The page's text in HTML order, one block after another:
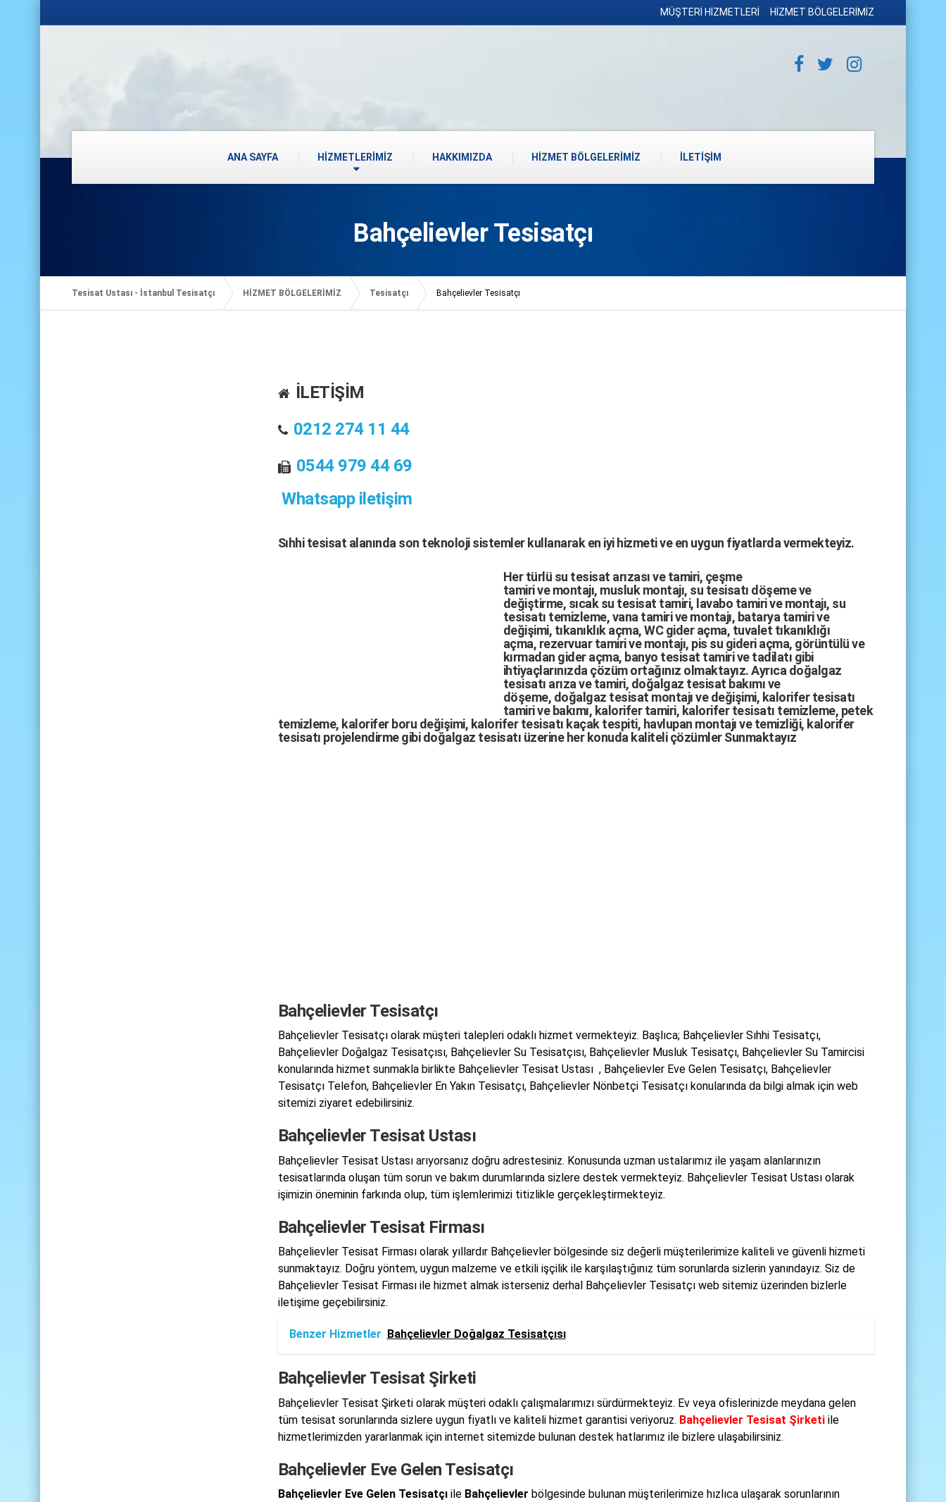
MÜŞTERİ HİZMETLERİ HİZMET BÖLGELERİMİZ
ANA SAYFA HİZMETLERİMİZ HAKKIMIZDA HİZMET BÖLGELERİMİZ İLETİŞİM
Bahçelievler Tesisatçı
Tesisat Ustası - İstanbul Tesisatçı HİZMET BÖLGELERİMİZ Tesisatçı Bahçelievler Tesisatçı
İLETİŞİM
0212 274 11 44
0544 979 44 69
Whatsapp iletişim
Sıhhi tesisat alanında son teknoloji sistemler kullanarak en iyi hizmeti ve en uygun fiyatlarda vermekteyiz.
Her türlü su tesisat arızasıve tamiri, çeşme
tamirivemontajı, musluk montajı, su tesisatı döşemeve
değiştirme, sıcak su tesisat tamiri, lavabo tamirivemontajı, su
tesisatı temizleme,vana tamirivemontajı, batarya tamirive
değişimi, tıkanıklık açma,WC gider açma, tuvalet tıkanıklığı
açma, rezervuar tamirive montajı, pis su gideri açma, görüntülü ve
kırmadan gider açma, banyo tesisat tamirivetadilatı gibi
ihtiyaçlarınızda çözüm ortağınız olmaktayız. Ayrıca doğalgaz
tesisatı arızave tamiri, doğalgaz tesisat bakımıve
döşeme, doğalgaz tesisat montajıve değişimi, kalorifer tesisatı
tamiri ve bakımı, kalorifer tamiri, kalorifer tesisatı temizleme, petek
temizleme, kalorifer boru değişimi, kalorifer tesisatı kaçak tespiti, havlupan montajı ve temizliği, kalorifer
tesisatı projelendirme gibi doğalgaz tesisatı üzerine her konuda kaliteli çözümler Sunmaktayız
Bahçelievler Tesisatçı
Bahçelievler Tesisatçı olarak müşteri talepleri odaklı hizmet vermekteyiz. Başlıca; Bahçelievler Sıhhi Tesisatçı,
Bahçelievler Doğalgaz Tesisatçısı, Bahçelievler Su Tesisatçısı, Bahçelievler Musluk Tesisatçı, Bahçelievler Su Tamircisi
konularında hizmet sunmakla birlikte Bahçelievler Tesisat Ustası , Bahçelievler Eve Gelen Tesisatçı, Bahçelievler
Tesisatçı Telefon, Bahçelievler En Yakın Tesisatçı, Bahçelievler Nönbetçi Tesisatçı konularında da bilgi almak için web
sitemizi ziyaret edebilirsiniz.
Bahçelievler Tesisat Ustası
Bahçelievler Tesisat Ustası arıyorsanız doğru adrestesiniz. Konusunda uzman ustalarımız ile yaşam alanlarınızın
tesisatlarında oluşan tüm sorun ve bakım durumlarında sizlere destek vermekteyiz. Bahçelievler Tesisat Ustası olarak
işimizin öneminin farkında olup, tüm işlemlerimizi titizlikle gerçekleştirmekteyiz.
Bahçelievler Tesisat Firması
Bahçelievler Tesisat Firması olarak yıllardır Bahçelievler bölgesinde siz değerli müşterilerimize kaliteli ve güvenli hizmeti
sunmaktayız. Doğru yöntem, uygun malzeme ve etkili işçilik ile karşılaştığınız tüm sorunlarda sizlerin yanındayız. Siz de
Bahçelievler Tesisat Firması ile hizmet almak isterseniz derhal Bahçelievler Tesisatçı web sitemiz üzerinden bizlerle
iletişime geçebilirsiniz.
Benzer Hizmetler Bahçelievler Doğalgaz Tesisatçısı
Bahçelievler Tesisat Şirketi
Bahçelievler Tesisat Şirketi olarak müşteri odaklı çalışmalarımızı sürdürmekteyiz. Ev veya ofislerinizde meydana gelen
tüm tesisat sorunlarında sizlere uygun fiyatlı ve kaliteli hizmet garantisi veriyoruz. Bahçelievler Tesisat Şirketi ile
hizmetlerimizden yararlanmak için internet sitemizde bulunan destek hatlarımız ile bizlere ulaşabilirsiniz.
Bahçelievler Eve Gelen Tesisatçı
Bahçelievler Eve Gelen Tesisatçıile Bahçelievler bölgesinde bulunan müşterilerimize hızlıca ulaşarak sorunlarının